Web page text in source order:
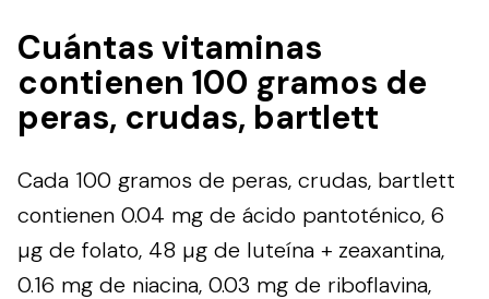
Cuántas vitaminas
contienen 100 gramos de
peras, crudas, bartlett
Cada 100 gramos de peras, crudas, bartlett
contienen 0.04 mg de ácido pantoténico, 6
µg de folato, 48 µg de luteína + zeaxantina,
0.16 mg de niacina, 0.03 mg de riboflavina,